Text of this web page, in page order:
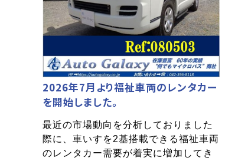
2026年7月より福祉車両のレンタカー
を開始しました。
最近の市場動向を分析しておりました
際に、車いすを2基搭載できる福祉車両
のレンタカー需要が着実に増加してき